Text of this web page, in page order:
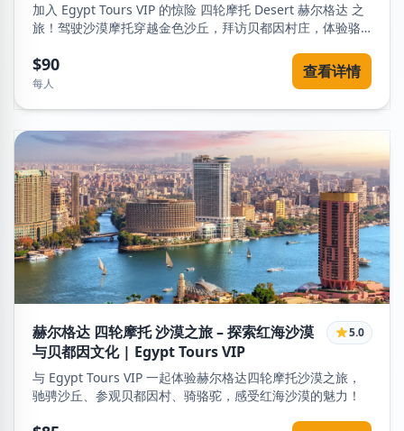
加入 Egypt Tours VIP 的惊险 四轮摩托 Desert 赫尔格达 之
旅！驾驶沙漠摩托穿越金色沙丘，拜访贝都因村庄，体验骆
$90
每人
查看详情
赫尔格达 四轮摩托 沙漠之旅 – 探索红海沙漠
与贝都因文化 | Egypt Tours VIP
5.0
与 Egypt Tours VIP 一起体验赫尔格达四轮摩托沙漠之旅，
驰骋沙丘、参观贝都因村、骑骆驼，感受红海沙漠的魅力！